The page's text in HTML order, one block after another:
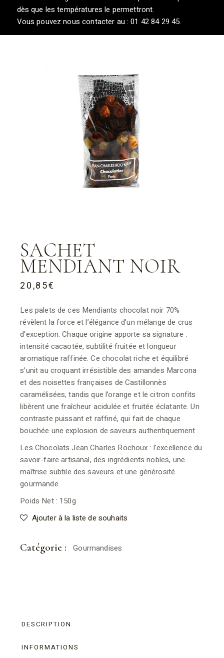
dès que les températures le permettront.
Vous pouvez nous contacter au : 01 42 84 29 45.
SACHET
MENDIANT NOIR
20,85€
Les palets de ces Mendiants chocolat noir 70%
révèlent la force et l’élégance d’un mélange de crus
d’exception. Chaque origine apporte sa signature :
intensité cacaotée, subtilité fruitée et longueur
aromatique raffinée. Ce chocolat riche et équilibré
s’unit au croquant irrésistible des amandes Marcona
et des noisettes françaises de Castillonnès
caramélisées, tandis que l’orange et le citron confits
libèrent une fraîcheur acidulée et fruitée éclatante. Un
contraste puissant et raffiné, qui fait de chaque
bouchée une explosion de saveurs authentiquement .
Les Chocolats Jean Charles Rochoux : l’excellence du
savoir-faire artisanal, des ingrédients nobles, une
maîtrise subtile des saveurs et une générosité
gourmande.
Poids Net : 150g
Ajouter à la liste de souhaits
Catégorie : Gourmandises
DESCRIPTION
INFORMATIONS